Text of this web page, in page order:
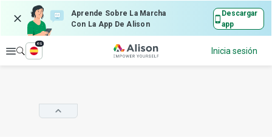
Aprende Sobre La Marcha
Con La App De Alison
Descargar
app
Explorar
es
Inicia sesión